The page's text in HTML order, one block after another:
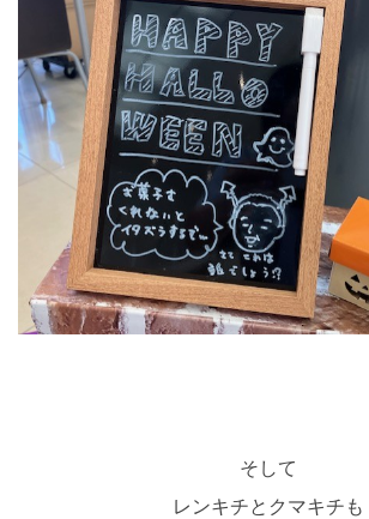
そして
レンキチとクマキチも